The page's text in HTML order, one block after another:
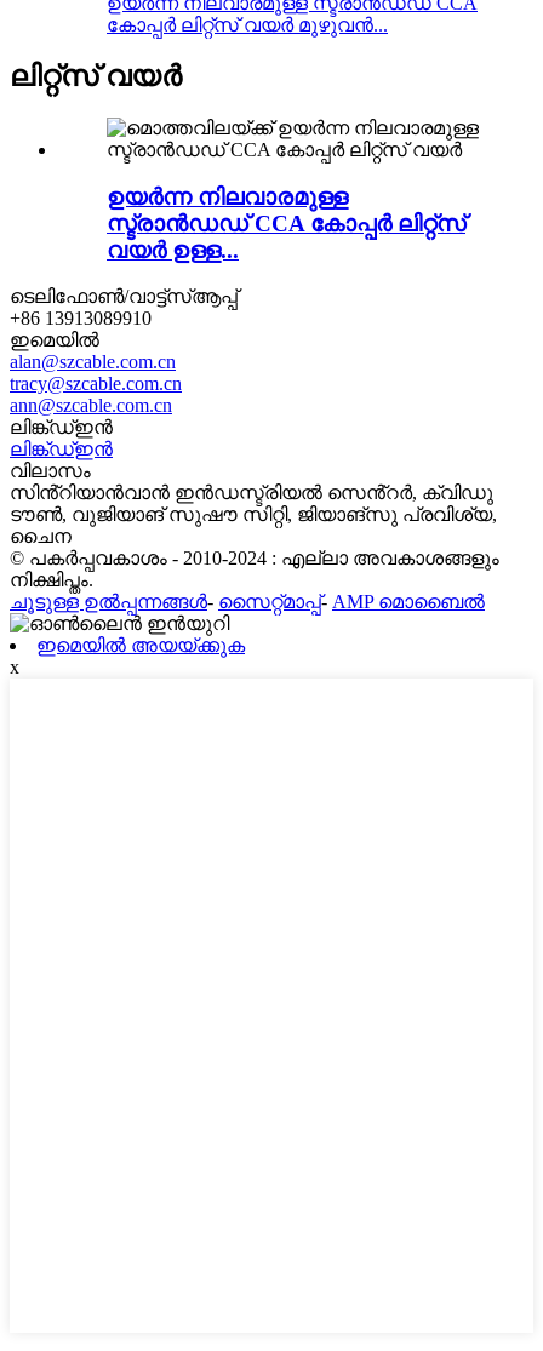
കോപ്പർ ലിറ്റ്സ് വയർ മുഴുവൻ...
ലിറ്റ്സ് വയർ
ഉയർന്ന നിലവാരമുള്ള
സ്ട്രാൻഡഡ് CCA കോപ്പർ ലിറ്റ്സ്
വയർ ഉള്ള...
ടെലിഫോൺ/വാട്ട്‌സ്ആപ്പ്
+86 13913089910
ഇമെയിൽ
alan@szcable.com.cn
tracy@szcable.com.cn
ann@szcable.com.cn
ലിങ്ക്ഡ്ഇൻ
ലിങ്ക്ഡ്ഇൻ
വിലാസം
സിൻ്റിയാൻവാൻ ഇൻഡസ്ട്രിയൽ സെൻ്റർ, ക്വിഡു
ടൗൺ, വുജിയാങ് സുഷൗ സിറ്റി, ജിയാങ്‌സു പ്രവിശ്യ,
ചൈന
© പകർപ്പവകാശം - 2010-2024 : എല്ലാ അവകാശങ്ങളും
നിക്ഷിപ്തം.
ചൂടുള്ള ഉൽപ്പന്നങ്ങൾ- സൈറ്റ്മാപ്പ്- AMP മൊബൈൽ
ഇമെയിൽ അയയ്ക്കുക
x